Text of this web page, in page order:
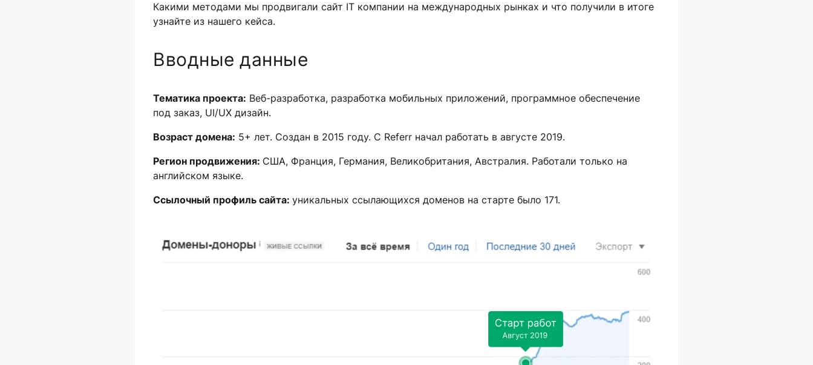
Какими методами мы продвигали сайт IT компании на международных рынках и что получили в итоге
узнайте из нашего кейса.
Вводные данные
Тематика проекта: Веб-разработка, разработка мобильных приложений, программное обеспечение
под заказ, UI/UX дизайн.
Возраст домена: 5+ лет. Создан в 2015 году. С Referr начал работать в августе 2019.
Регион продвижения: США, Франция, Германия, Великобритания, Австралия. Работали только на
английском языке.
Ссылочный профиль сайта: уникальных ссылающихся доменов на старте было 171.